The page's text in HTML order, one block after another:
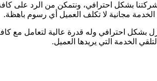
بشكل احترافي، ونتمكن من الرد على
مجانية لا تكلف العميل أي رسوم باهظة.
احترافي وله قدرة عالية لتعامل مع
الخدمة التي يريدها العميل.